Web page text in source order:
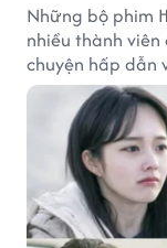
Những bộ phim
nhiều thành viên
chuyện hấp dẫn
trẻ và ước mơ.